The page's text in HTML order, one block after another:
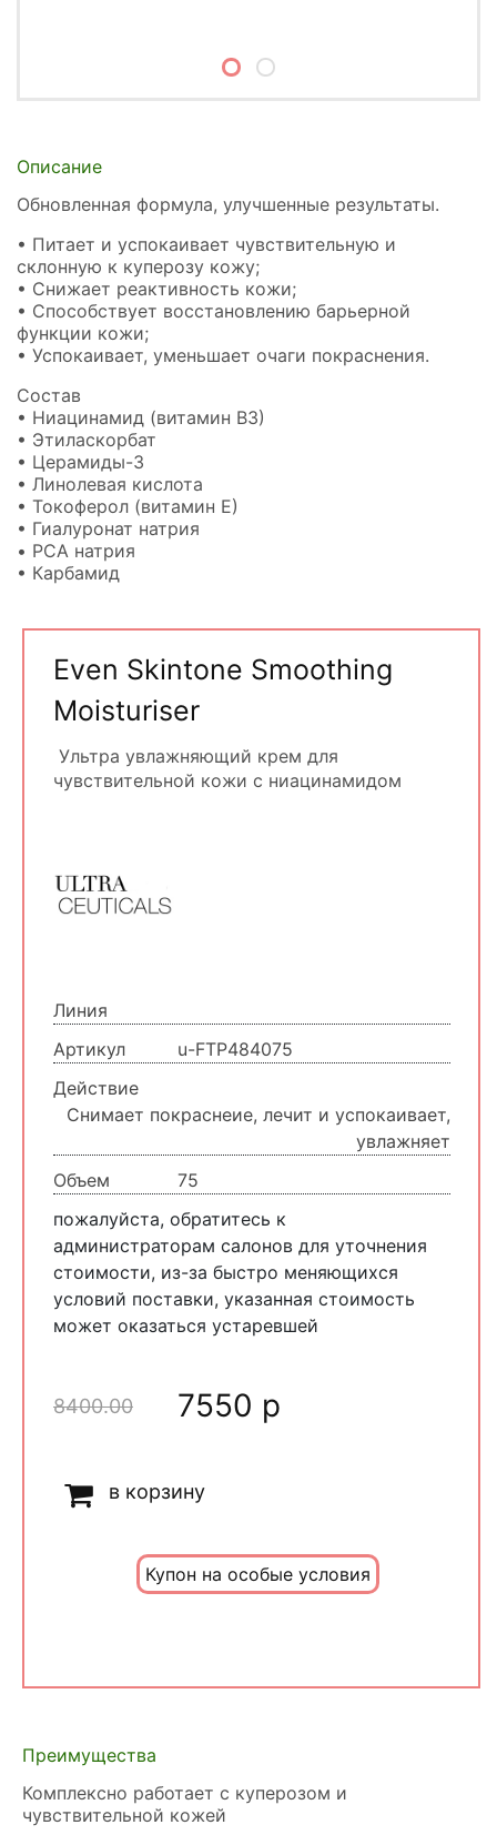
Описание
Обновленная формула, улучшенные результаты.
• Питает и успокаивает чувствительную и
склонную к куперозу кожу;
• Снижает реактивность кожи;
• Способствует восстановлению барьерной
функции кожи;
• Успокаивает, уменьшает очаги покраснения.
Состав
• Ниацинамид (витамин В3)
• Этиласкорбат
• Церамиды-3
• Линолевая кислота
• Токоферол (витамин Е)
• Гиалуронат натрия
• PCA натрия
• Карбамид
Even Skintone Smoothing
Moisturiser
Ультра увлажняющий крем для
чувствительной кожи с ниацинамидом
Линия
Артикул
u-FTP484075
Действие
Снимает покраснеие, лечит и успокаивает,
увлажняет
Объем
75
пожалуйста, обратитесь к
администраторам салонов для уточнения
стоимости, из-за быстро меняющихся
условий поставки, указанная стоимость
может оказаться устаревшей
8400.00 7550 р
в корзину
Купон на особые условия
Преимущества
Комплексно работает с куперозом и
чувствительной кожей